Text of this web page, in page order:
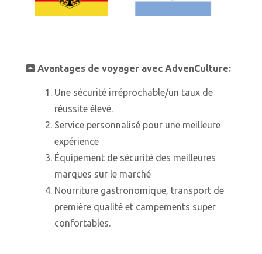
Avantages de voyager avec AdvenCulture:
Une sécurité irréprochable/un taux de
réussite élevé.
Service personnalisé pour une meilleure
expérience
Équipement de sécurité des meilleures
marques sur le marché
Nourriture gastronomique, transport de
première qualité et campements super
confortables.